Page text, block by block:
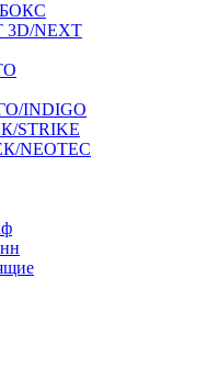
3D/NEXT
INDIGO
STRIKE
NEOTEC